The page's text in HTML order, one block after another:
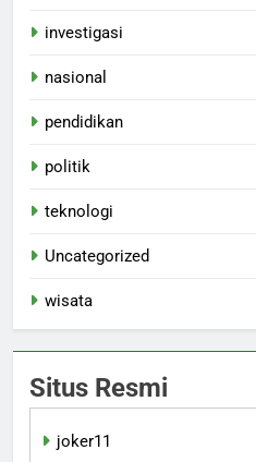
investigasi
nasional
pendidikan
politik
teknologi
Uncategorized
wisata
Situs Resmi
joker11